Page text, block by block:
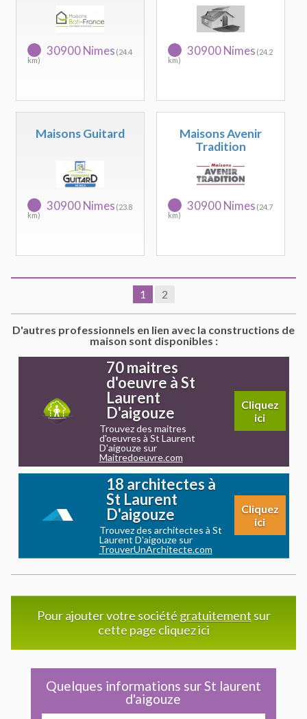
30900 Nimes (24.4
km)
30900 Nimes (24.2
km)
Maisons Guitard
30900 Nimes (23.8
km)
Maisons Avenir
Tradition
30900 Nimes (24.7
km)
1 2
D'autres professionnels en lien avec la constructions de
maison sont disponibles :
70 maitres
d'oeuvre à St
Laurent
D'aigouze
Trouvez des maitres
d'oeuvres à St Laurent
D'aigouze sur
Maitredoeuvre.com
Cliquez
ici
18 architectes à
St Laurent
D'aigouze
Trouvez des architectes à St
Laurent D'aigouze sur
TrouverUnArchitecte.com
Cliquez
ici
Pour ajouter votre société gratuitement sur
cette page cliquez ici
Quelques informations sur St laurent
d'aigouze